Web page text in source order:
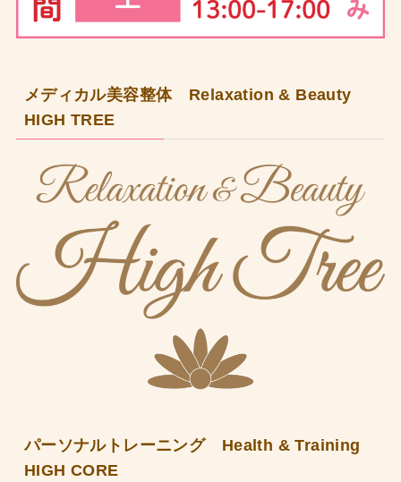
メディカル美容整体 Relaxation & Beauty
HIGH TREE
パーソナルトレーニング Health & Training
HIGH CORE